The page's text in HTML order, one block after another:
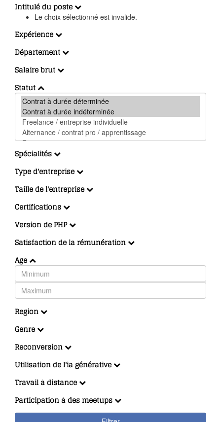
Intitulé du poste
Le choix sélectionné est invalide.
Expérience
Département
Salaire brut
Statut
Spécialités
Type d'entreprise
Taille de l'entreprise
Certifications
Version de PHP
Satisfaction de la rémunération
Age
Region
Genre
Reconversion
Utilisation de l'ia générative
Travail à distance
Participation à des meetups